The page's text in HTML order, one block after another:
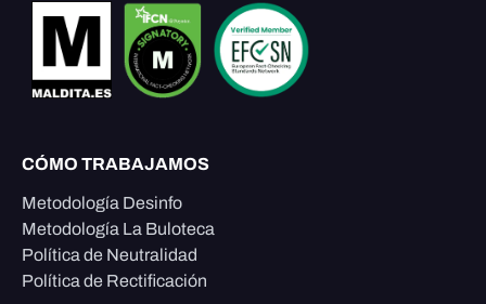
CÓMO TRABAJAMOS
Metodología Desinfo
Metodología La Buloteca
Política de Neutralidad
Política de Rectificación